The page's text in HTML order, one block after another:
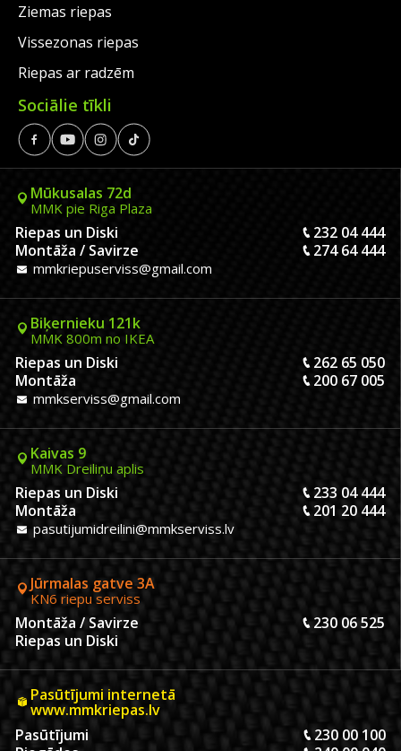
Ziemas riepas
Vissezonas riepas
Riepas ar radzēm
Sociālie tīkli
Mūkusalas 72d
MMK pie Riga Plaza
Riepas un Diski
232 04 444
Montāža / Savirze
274 64 444
mmkriepuserviss@gmail.com
Biķernieku 121k
MMK 800m no IKEA
Riepas un Diski
262 65 050
Montāža
200 67 005
mmkserviss@gmail.com
Kaivas 9
MMK Dreiliņu aplis
Riepas un Diski
233 04 444
Montāža
201 20 444
pasutijumidreilini@mmkserviss.lv
Jūrmalas gatve 3A
KN6 riepu serviss
Montāža / Savirze
230 06 525
Riepas un Diski
Pasūtījumi internetā
www.mmkriepas.lv
Pasūtījumi
230 00 100